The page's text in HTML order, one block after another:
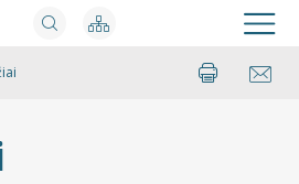
SpausdintiPasidalinti